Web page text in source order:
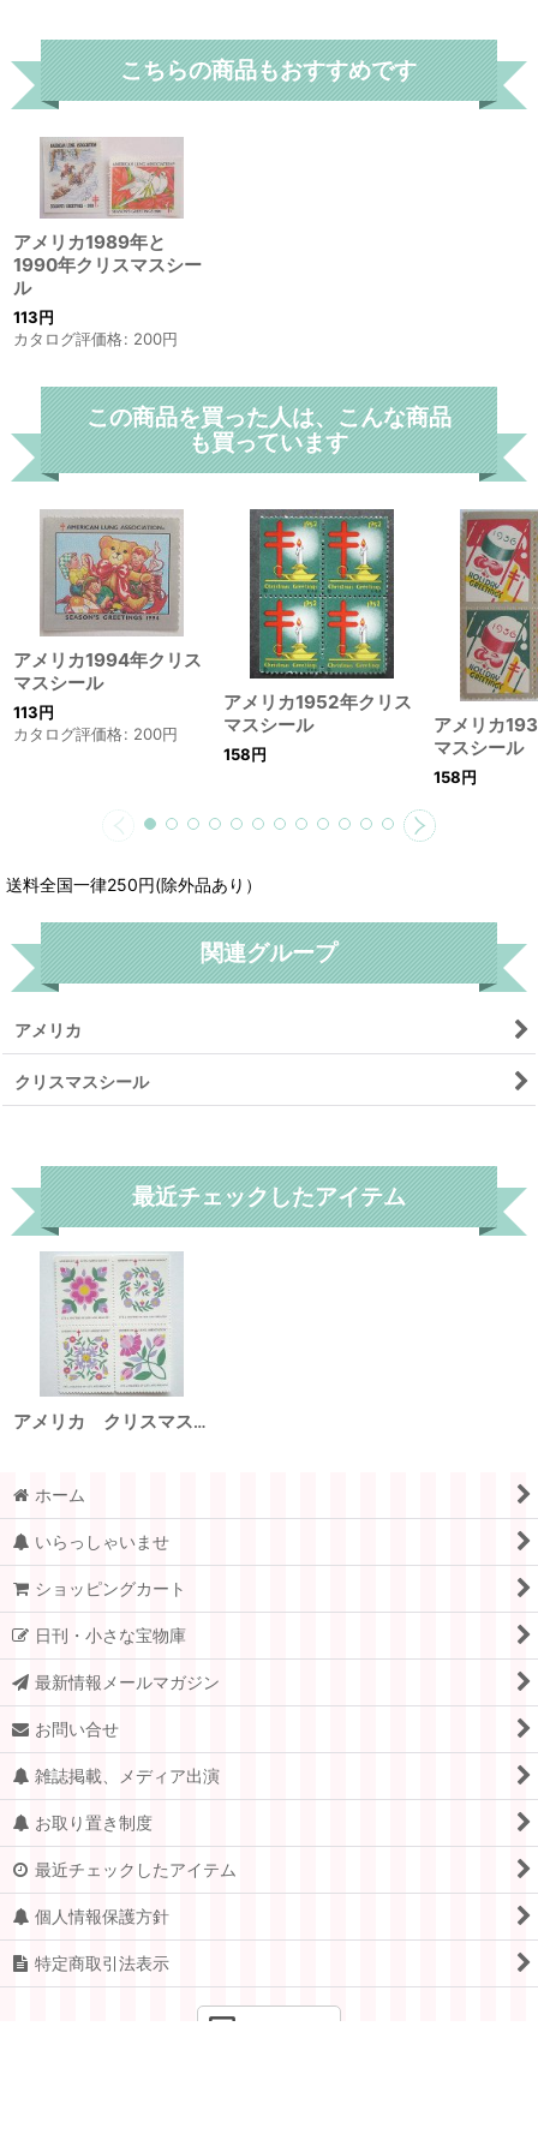
こちらの商品もおすすめです
アメリカ1989年と
1990年クリスマスシー
ル
113円
カタログ評価格: 200円
この商品を買った人は、こんな商品
も買っています
アメリカ1994年クリス
マスシール
113円
カタログ評価格: 200円
アメリカ1952年クリス
マスシール
158円
アメリカ
マスシール
158円
送料全国一律250円(除外品あり）
関連グループ
アメリカ
クリスマスシール
最近チェックしたアイテム
アメリカ クリスマスシール 1991年
ホーム
いらっしゃいませ
ショッピングカート
日刊・小さな宝物庫
最新情報メールマガジン
お問い合せ
雑誌掲載、メディア出演
お取り置き制度
最近チェックしたアイテム
個人情報保護方針
特定商取引法表示